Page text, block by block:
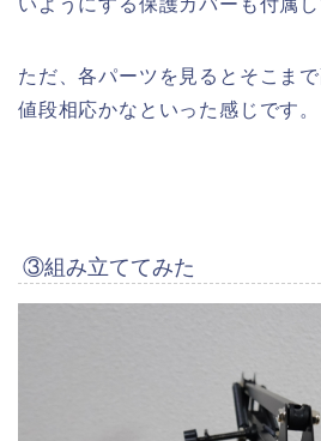
いようにする保護カバーも付属し
ただ、各パーツを見るとそこま
値段相応かなといった感じです。
③組み立ててみた